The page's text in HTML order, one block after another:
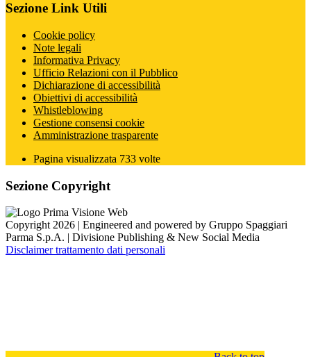
Sezione Link Utili
Cookie policy
Note legali
Informativa Privacy
Ufficio Relazioni con il Pubblico
Dichiarazione di accessibilità
Obiettivi di accessibilità
Whistleblowing
Gestione consensi cookie
Amministrazione trasparente
Pagina visualizzata 733 volte
Sezione Copyright
Copyright 2026 | Engineered and powered by Gruppo Spaggiari
Parma S.p.A. | Divisione Publishing & New Social Media
Disclaimer trattamento dati personali